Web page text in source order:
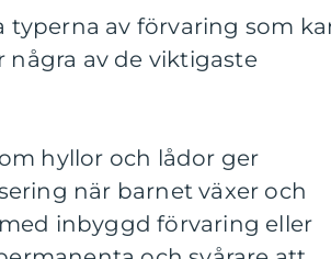
typerna av förvaring som
av de viktigaste
hyllor och lådor ger
när barnet växer och
inbyggd förvaring eller